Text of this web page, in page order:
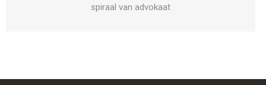
spiraal van advokaat